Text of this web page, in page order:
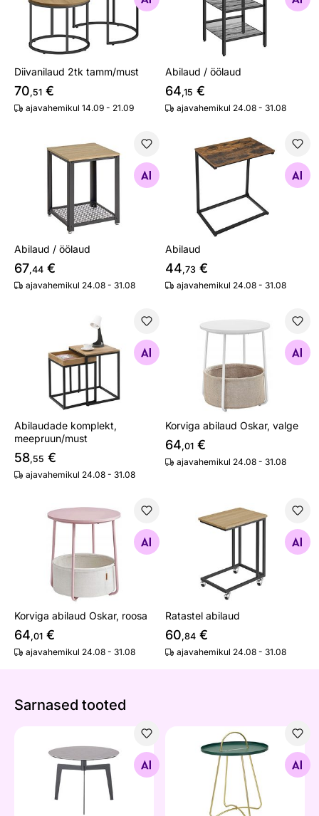
Diivanilaud 2tk tamm/must
70,51 €
ajavahemikul 14.09 - 21.09
Abilaud / öölaud
64,15 €
ajavahemikul 24.08 - 31.08
Abilaud / öölaud
Abilaud / öölaud
67,44 €
ajavahemikul 24.08 - 31.08
Abilaud
Otsi sarnaseid
Abilaud
44,73 €
ajavahemikul 24.08 - 31.08
Abilaudade komplekt, meepruun/must
Otsi sarnaseid
Abilaudade komplekt,
meepruun/must
58,55 €
ajavahemikul 24.08 - 31.08
Korviga abilaud Oskar, valge
Otsi sarnaseid
Korviga abilaud Oskar, valge
64,01 €
ajavahemikul 24.08 - 31.08
Korviga abilaud Oskar, roosa
Otsi sarnaseid
Korviga abilaud Oskar, roosa
64,01 €
ajavahemikul 24.08 - 31.08
Ratastel abilaud
Ratastel abilaud
60,84 €
ajavahemikul 24.08 - 31.08
Sarnased tooted
Diivanilaud Buena Vista Ø 60 cm
Otsi sarnaseid
Abilaud Grent Ø 45 cm,
Otsi sarnaseid